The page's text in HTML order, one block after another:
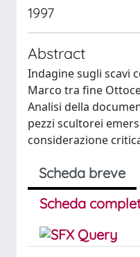
1997
Abstract
Indagine sugli scavi
Marco tra fine
Analisi della
pezzi scultorei
considerazione
Scheda breve
Scheda